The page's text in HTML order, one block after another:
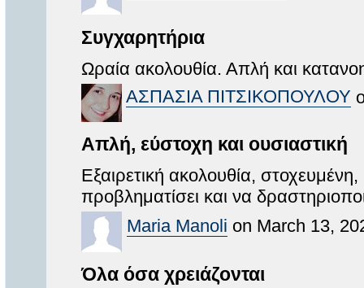
Συγχαρητήρια
Ωραία ακολουθία. Απλή και
ΑΣΠΑΣΙΑ ΠΙΤΣΙΚΟΠΟΥΛΟΥ
Απλή, εύστοχη και ουσιαστική
Εξαιρετική ακολουθία,
προβληματίσει και να
Maria Manoli on March 13,
Όλα όσα χρειάζονται